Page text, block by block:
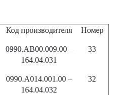
Код производителя Номер
0990.AB00.009.00 –
164.04.031
33
0990.A014.001.00 –
164.04.032
32